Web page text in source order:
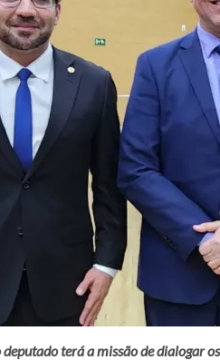
terá a missão de dialogar